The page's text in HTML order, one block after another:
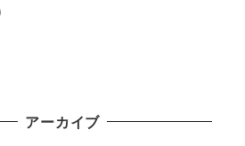
アーカイブ